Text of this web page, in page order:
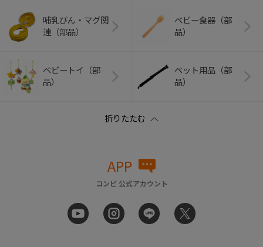
哺乳びん・マグ関
連（部品）
ベビー食器（部
品）
ベビートイ（部
品）
ペット用品（部
品）
APP
コンビ 公式アカウント